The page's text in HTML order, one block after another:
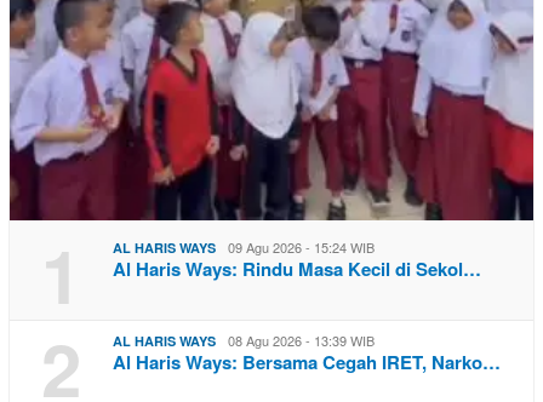
1 AL HARIS WAYS 09 Agu 2026 - 15:24 WIB
Al Haris Ways: Rindu Masa Kecil di Sekol…
2 AL HARIS WAYS 08 Agu 2026 - 13:39 WIB
Al Haris Ways: Bersama Cegah IRET, Narko…